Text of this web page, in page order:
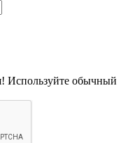
Используйте обычный